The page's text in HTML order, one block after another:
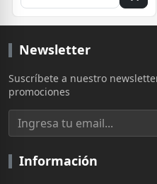
Newsletter
Suscríbete a nuestro
promociones
Información